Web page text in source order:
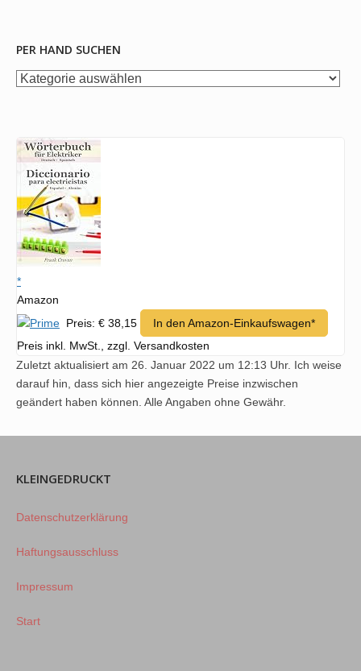
PER HAND SUCHEN
per
*
Amazon
Preis: € 38,15
In den Amazon-Einkaufswagen*
Preis inkl. MwSt., zzgl. Versandkosten
Zuletzt aktualisiert am 26. Januar 2022 um 12:13 Uhr. Ich weise
darauf hin, dass sich hier angezeigte Preise inzwischen
geändert haben können. Alle Angaben ohne Gewähr.
KLEINGEDRUCKT
Datenschutzerklärung
Haftungsausschluss
Impressum
Start